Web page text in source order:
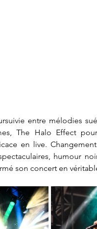
entre mélodies
The Halo Effect
en live.
humour
son concert en